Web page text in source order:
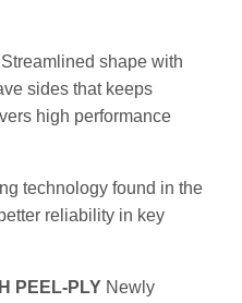
Streamlined shape with
sides that keeps
high performance
technology found in the
reliability in key
PEEL-PLY Newly